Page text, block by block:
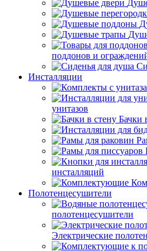
поддонов и
Инсталляции
унитазов
Бачки
инсталляций
Полотенцесушители
полотенцесушители
Электрические